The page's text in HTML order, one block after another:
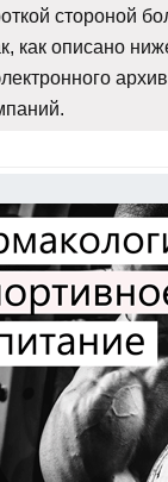
стороной
как описано